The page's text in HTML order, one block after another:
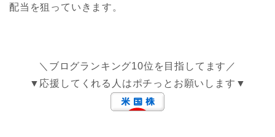
配当を狙っていきます。
＼ブログランキング10位を目指してます／
▼応援してくれる人はポチっとお願いします▼